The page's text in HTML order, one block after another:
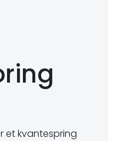
et kvantespring